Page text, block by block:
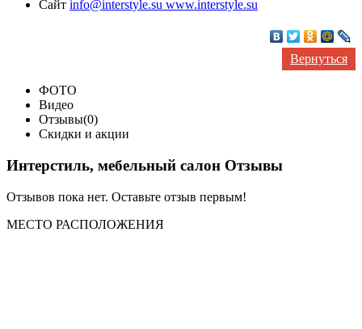
Сайт info@interstyle.su www.interstyle.su
Вернуться
ФОТО
Видео
Отзывы(0)
Скидки и акции
Интерстиль, мебельный салон Отзывы
Отзывов пока нет. Оставьте отзыв первым!
МЕСТО РАСПОЛОЖЕНИЯ